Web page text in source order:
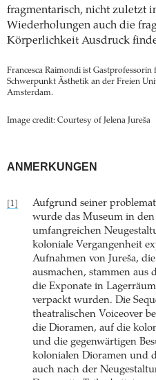
fragmentarisch, nicht zuletzt
Wiederholungen auch die
Körperlichkeit Ausdruck
Francesca Raimondi ist
Schwerpunkt Ästhetik an der Freien
Amsterdam.
Image credit: Courtesy of Jelena Jureša
ANMERKUNGEN
[1]
Aufgrund seiner
wurde das Museum in den
umfangreichen
koloniale Vergangenheit
Aufnahmen von Jureša,
ausmachen, stammen aus
die Exponate in
verpackt wurden. Die
theatralischen Voiceover
die ­Dioramen, auf die
und die gegen­wärtigen
kolonialen Dioramen und
auch nach der